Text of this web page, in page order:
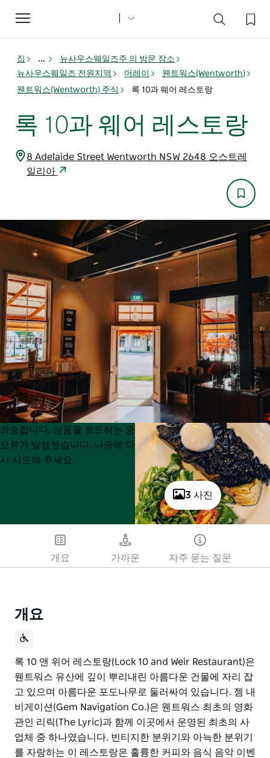
Toggle
navigation
집 ...
뉴사우스웨일즈주 의 방문 장소
뉴사우스웨일즈 전원지역
머레이
웬트워스(Wentworth)
웬트워스(Wentworth) 주식
록 10과 웨어 레스토랑
록 10과 웨어 레스토랑
8 Adelaide Street Wentworth NSW 2648 오스트레
일리아
3 사진
Product
List
Product
List
죄송합니다. 상품을 로드하는 중
오류가 발생했습니다. 나중에 다
시 시도해 주세요.
개요 가까운 자주 묻는 질문
개요
록 10 앤 위어 레스토랑(Lock 10 and Weir Restaurant)은
웬트워스 유산에 깊이 뿌리내린 아름다운 건물에 자리 잡
고 있으며 아름다운 포도나무로 둘러싸여 있습니다. 젬 내
비게이션(Gem Navigation Co.)은 웬트워스 최초의 영화
관인 리릭(The Lyric)과 함께 이곳에서 운영된 최초의 사
업체 중 하나였습니다. 빈티지한 분위기와 아늑한 분위기
를 자랑하는 이 레스토랑은 훌륭한 커피와 음식 음악 이벤